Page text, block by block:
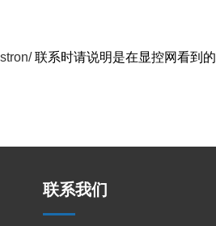
联系时请说明是在显控网看到的
联系我们